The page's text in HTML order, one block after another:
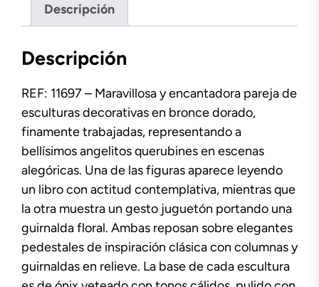
Descripción
Descripción
REF: 11697 – Maravillosa y encantadora pareja de
esculturas decorativas en bronce dorado,
finamente trabajadas, representando a
bellísimos angelitos querubines en escenas
alegóricas. Una de las figuras aparece leyendo
un libro con actitud contemplativa, mientras que
la otra muestra un gesto juguetón portando una
guirnalda floral. Ambas reposan sobre elegantes
pedestales de inspiración clásica con columnas y
guirnaldas en relieve. La base de cada escultura